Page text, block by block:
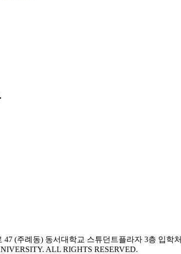
47 (주례동) 동서대학교 스튜던트플라자 3층 입학처
ALL RIGHTS RESERVED.